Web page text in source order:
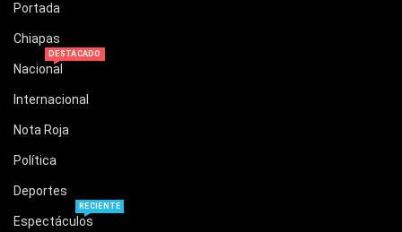
Portada
Chiapas
Nacional
DESTACADO
Internacional
Nota Roja
Política
Deportes
Espectáculos
RECIENTE